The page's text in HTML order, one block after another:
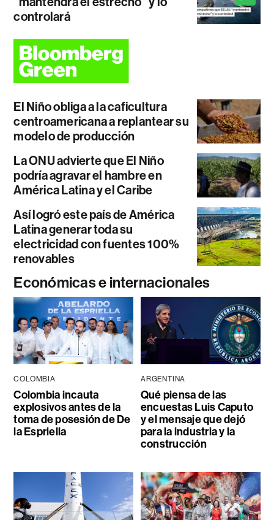
controlará
El Niño obliga a la caficultura
centroamericana a replantear su
modelo de producción
La ONU advierte que El Niño
podría agravar el hambre en
América Latina y el Caribe
Así logró este país de América
Latina generar toda su
electricidad con fuentes 100%
renovables
Económicas e internacionales
COLOMBIA
Colombia incauta
explosivos antes de la
toma de posesión de De
la Espriella
ARGENTINA
Qué piensa de las
encuestas Luis Caputo
y el mensaje que dejó
para la industria y la
construcción